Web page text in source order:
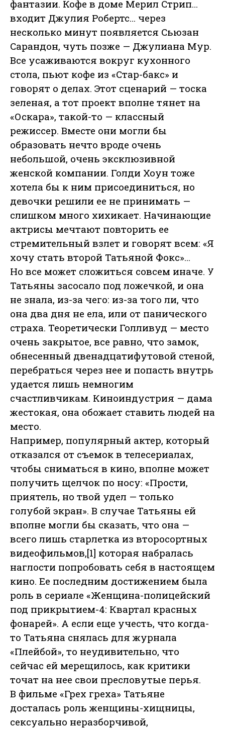
фантазии. Кофе в доме Мерил Стрип…
входит Джулия Робертс… через
несколько минут появляется Сьюзан
Сарандон, чуть позже — Джулиана Мур.
Все усаживаются вокруг кухонного
стола, пьют кофе из «Стар-бакс» и
говорят о делах. Этот сценарий — тоска
зеленая, а тот проект вполне тянет на
«Оскара», такой-то — классный
режиссер. Вместе они могли бы
образовать нечто вроде очень
небольшой, очень эксклюзивной
женской компании. Голди Хоун тоже
хотела бы к ним присоединиться, но
девочки решили ее не принимать —
слишком много хихикает. Начинающие
актрисы мечтают повторить ее
стремительный взлет и говорят всем: «Я
хочу стать второй Татьяной Фокс»…
Но все может сложиться совсем иначе. У
Татьяны засосало под ложечкой, и она
не знала, из-за чего: из-за того ли, что
она два дня не ела, или от панического
страха. Теоретически Голливуд — место
очень закрытое, все равно, что замок,
обнесенный двенадцатифутовой стеной,
перебраться через нее и попасть внутрь
удается лишь немногим
счастливчикам. Киноиндустрия — дама
жестокая, она обожает ставить людей на
место.
Например, популярный актер, который
отказался от съемок в телесериалах,
чтобы сниматься в кино, вполне может
получить щелчок по носу: «Прости,
приятель, но твой удел — только
голубой экран». В случае Татьяны ей
вполне могли бы сказать, что она —
всего лишь старлетка из второсортных
видеофильмов,[1] которая набралась
наглости попробовать себя в настоящем
кино. Ее последним достижением была
роль в сериале «Женщина-полицейский
под прикрытием-4: Квартал красных
фонарей». А если еще учесть, что когда-
то Татьяна снялась для журнала
«Плейбой», то неудивительно, что
сейчас ей мерещилось, как критики
точат на нее свои пресловутые перья.
В фильме «Грех греха» Татьяне
досталась роль женщины-хищницы,
сексуально неразборчивой,